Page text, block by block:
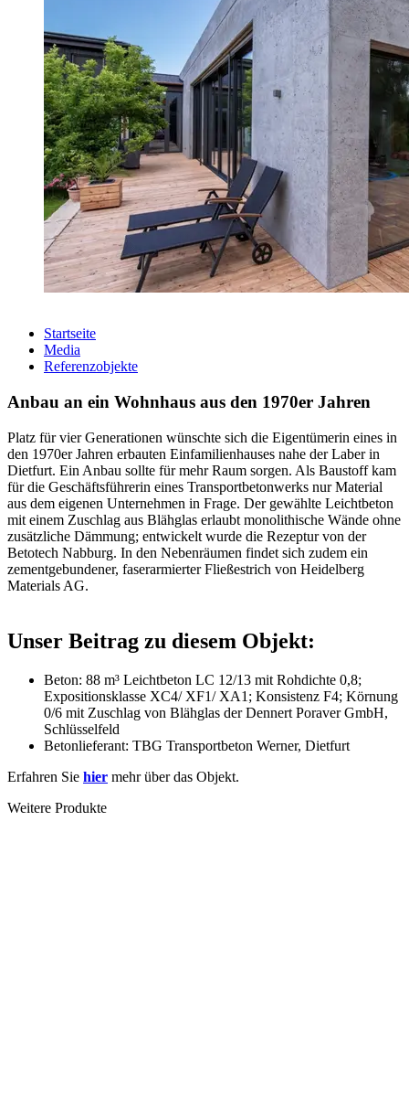
Startseite
Media
Referenzobjekte
Anbau an ein Wohnhaus aus den 1970er Jahren
Platz für vier Generationen wünschte sich die Eigentümerin eines in
den 1970er Jahren erbauten Einfamilienhauses nahe der Laber in
Dietfurt. Ein Anbau sollte für mehr Raum sorgen. Als Baustoff kam
für die Geschäftsführerin eines Transportbetonwerks nur Material
aus dem eigenen Unternehmen in Frage. Der gewählte Leichtbeton
mit einem Zuschlag aus Blähglas erlaubt monolithische Wände ohne
zusätzliche Dämmung; entwickelt wurde die Rezeptur von der
Betotech Nabburg. In den Nebenräumen findet sich zudem ein
zementgebundener, faserarmierter Fließestrich von Heidelberg
Materials AG.
Unser Beitrag zu diesem Objekt:
Beton: 88 m³ Leichtbeton LC 12/13 mit Rohdichte 0,8;
Expositionsklasse XC4/ XF1/ XA1; Konsistenz F4; Körnung
0/6 mit Zuschlag von Blähglas der Dennert Poraver GmbH,
Schlüsselfeld
Betonlieferant: TBG Transportbeton Werner, Dietfurt
Erfahren Sie hier mehr über das Objekt.
Weitere Produkte